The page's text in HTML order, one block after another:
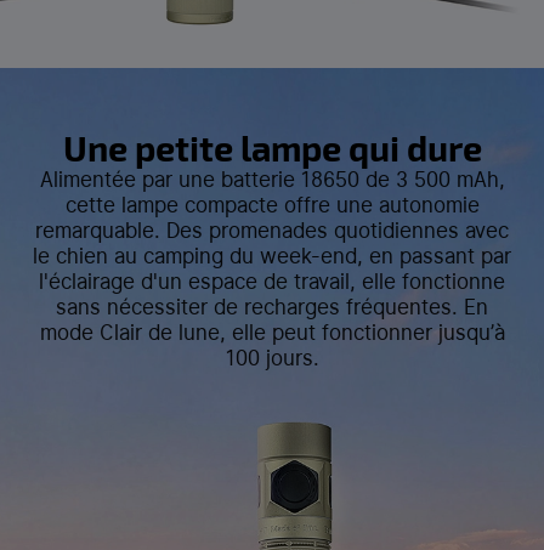
Alimentée par une batterie 18650 de 3 500 mAh,
cette lampe compacte offre une autonomie
remarquable. Des promenades quotidiennes avec
le chien au camping du week-end, en passant par
l'éclairage d'un espace de travail, elle fonctionne
sans nécessiter de recharges fréquentes. En
mode Clair de lune, elle peut fonctionner jusqu’à
100 jours.